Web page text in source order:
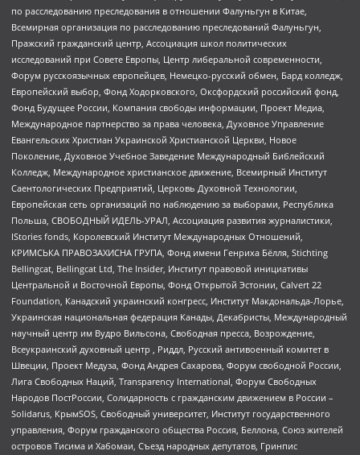
по расследованию преследования в отношении Фалуньгун в Китае,
Всемирная организация по расследованию преследований Фалуньгун,
Пражский гражданский центр, Ассоциация школ политических
исследований при Совете Европы, Центр либеральной современности,
Форум русскоязычных европейцев, Немецко-русский обмен, Бард колледж,
Европейский выбор, Фонд Ходорковского, Оксфордский российский фонд,
Фонд Будущее России, Компания свободы информации, Проект Медиа,
Международное партнерство за права человека, Духовное Управление
Евангельских Христиан Украинской Христианской Церкви, Новое
Поколение, Духовное Учебное Заведение Международный Библейский
Колледж, Международное христианское движение, Всемирный Институт
Саентологических Предприятий, Церковь Духовной Технологии,
Европейская сеть организаций по наблюдению за выборами, Республика
Польша, СВОБОДНЫЙ ИДЕЛЬ-УРАЛ, Ассоциация развития журналистики,
IStories fonds, Королевский Институт Международных Отношений,
КРИМСЬКА ПРАВОЗАХИСНА ГРУПА, Фонд имени Генриха Бёлля, Stichting
Bellingcat, Bellingcat Ltd, The Insider, Институт правовой инициативы
Центральной и Восточной Европы, Фонд Открытой Эстонии, Calvert 22
Foundation, Канадский украинский конгресс, Институт Макдональда-Лорье,
Украинская национальная федерация Канады, Декабристы, Международный
научный центр им Вудро Вильсона, Свободная пресса, Возрождение,
Всеукраинский духовный центр , Риддл, Русский антивоенный комитет в
Швеции, Проект Медуза, Фонд Андрея Сахарова, Форум свободной России,
Лига Свободных Наций, Transparеncy International, Форум Свободных
Народов ПостРоссии, Солидарность с гражданским движением в России –
Solidarus, КрымSOS, Свободный университет, Институт государственного
управления, Форум гражданского общества Россия, Беллона, Союз жителей
островов Тисима и Хабомаи, Съезд народных депутатов, Гринпис